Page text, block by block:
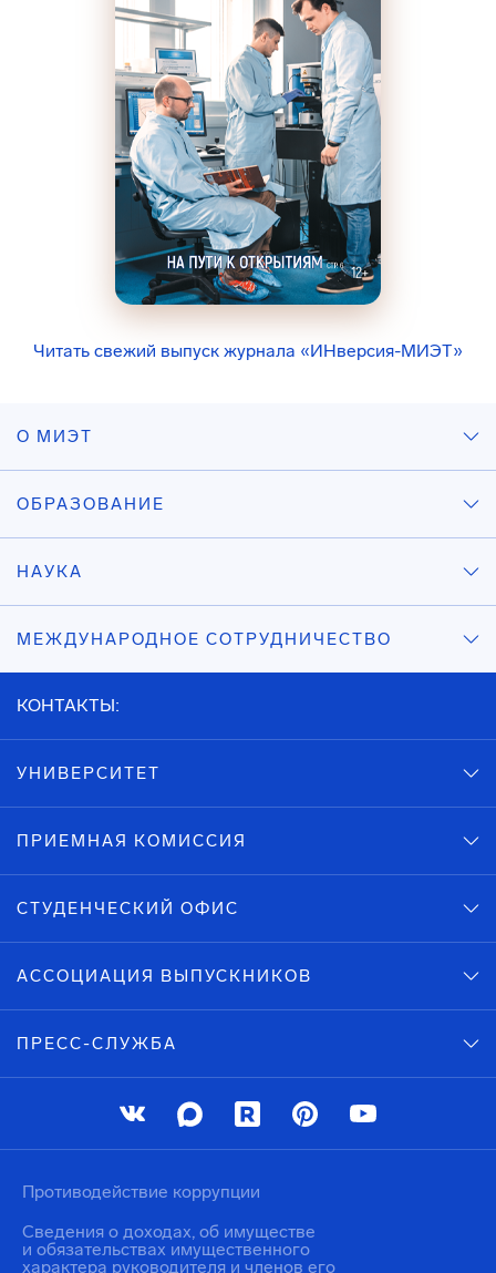
Читать свежий выпуск журнала «ИНверсия-МИЭТ»
О МИЭТ
ОБРАЗОВАНИЕ
НАУКА
МЕЖДУНАРОДНОЕ СОТРУДНИЧЕСТВО
КОНТАКТЫ:
УНИВЕРСИТЕТ
ПРИЕМНАЯ КОМИССИЯ
СТУДЕНЧЕСКИЙ ОФИС
АССОЦИАЦИЯ ВЫПУСКНИКОВ
ПРЕСС-СЛУЖБА
Противодействие коррупции
Сведения о доходах, об имуществе
и обязательствах имущественного
характера руководителя и членов его